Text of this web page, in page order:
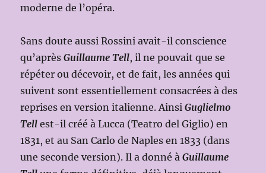
moderne de l’opéra.
Sans doute aussi Rossini avait-il conscience
qu’aprèsGuillaume Tell, il ne pouvait que se
répéter ou décevoir, et de fait, les années qui
suivent sont essentiellement consacrées à des
reprises en version italienne. AinsiGuglielmo
Tell est-il créé à Lucca (Teatro del Giglio) en
1831, et au San Carlo de Naples en 1833 (dans
une seconde version). Il a donné àGuillaume